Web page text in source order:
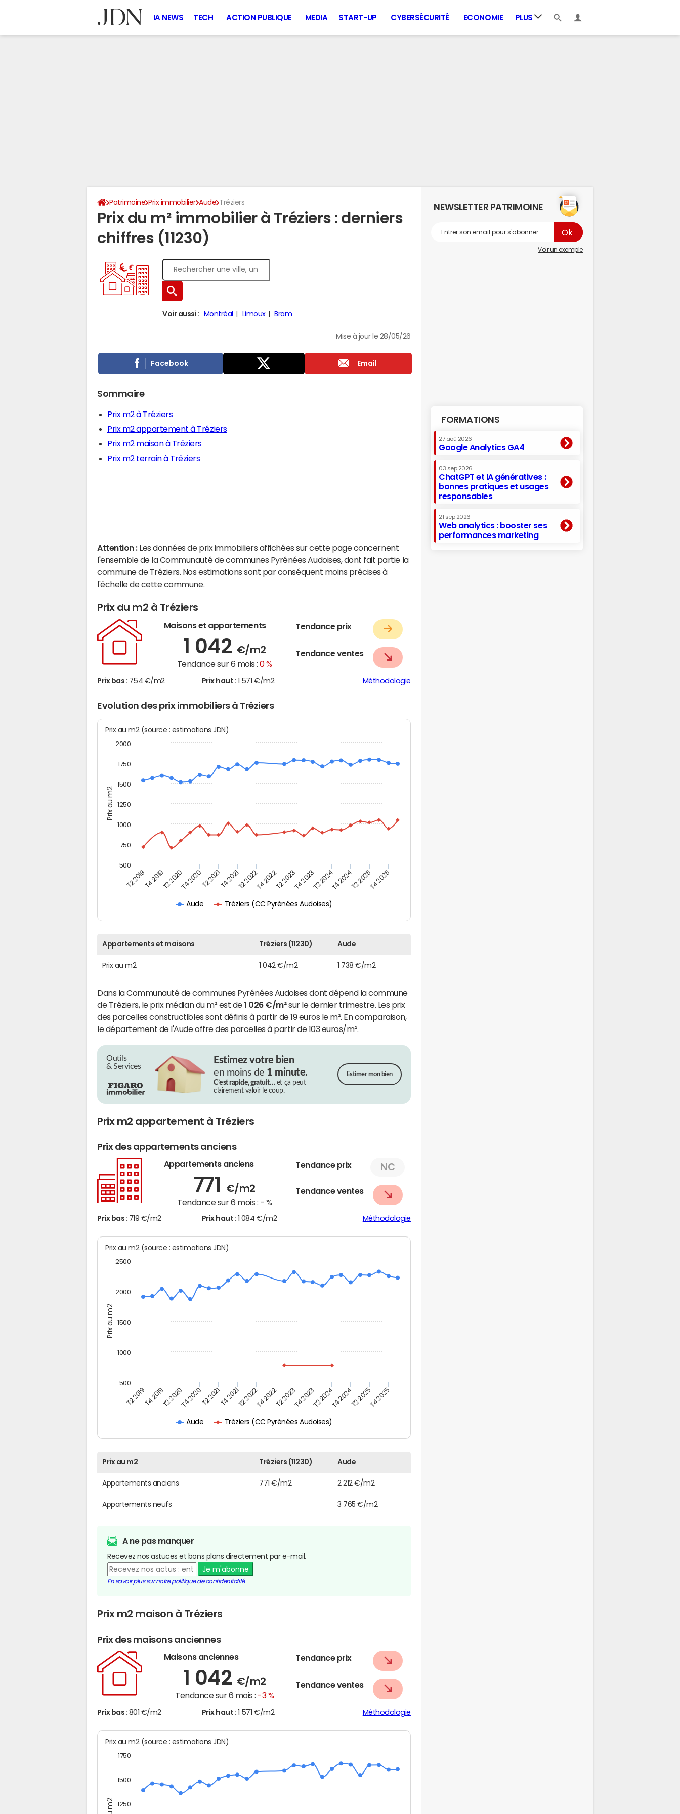
IA NEWS TECH ACTION PUBLIQUE MEDIA START-UP CYBERSÉCURITÉ ECONOMIE PLUS
Patrimoine Prix immobilier Aude Tréziers
Prix du m² immobilier à Tréziers : derniers
chiffres (11230)
Voir aussi : Montréal Limoux Bram
Mise à jour le 28/05/26
Facebook Email
Sommaire
Prix m2 à Tréziers
Prix m2 appartement à Tréziers
Prix m2 maison à Tréziers
Prix m2 terrain à Tréziers
Attention : Les données de prix immobiliers affichées sur cette page concernent
l'ensemble de la Communauté de communes Pyrénées Audoises, dont fait partie la
commune de Tréziers. Nos estimations sont par conséquent moins précises à
l'échelle de cette commune.
Prix du m2 à Tréziers
Maisons et appartements
1 042 €/m2
Tendance sur 6 mois :0 %
Tendance prix
Tendance ventes
Prix bas : 754 €/m2 Prix haut : 1 571 €/m2 Méthodologie
Evolution des prix immobiliers à Tréziers
Prix au m2
Prix au m2 (source : estimations JDN)
Aude Tréziers (CC Pyrénées Audoises)
T2 2019T4 2019T2 2020T4 2020T2 2021T4 2021T2 2022T4 2022T2 2023T4 2023T2 2024T4 2024T2 2025T4 2025
500
750
1000
1250
1500
1750
2000
Appartements et maisons Tréziers (11230) Aude
Prix au m2 1 042 €/m2 1 738 €/m2
Dans la Communauté de communes Pyrénées Audoises dont dépend la commune
de Tréziers, le prix médian du m² est de1 026 €/m²sur le dernier trimestre. Les prix
des parcelles constructibles sont définis à partir de 19 euros le m². En comparaison,
le département de l'Aude offre des parcelles à partir de 103 euros/m².
Outils
& Services
Estimez votre bien
en moins de 1 minute.
C’est rapide, gratuit…et ça peut
clairement valoir le coup.
Estimer mon bien
Prix m2 appartement à Tréziers
Prix des appartements anciens
Appartements anciens
771 €/m2
Tendance sur 6 mois : - %
Tendance prix NC
Tendance ventes
Prix bas : 719 €/m2 Prix haut : 1 084 €/m2 Méthodologie
Prix au m2
Prix au m2 (source : estimations JDN)
Aude Tréziers (CC Pyrénées Audoises)
T2 2019T4 2019T2 2020T4 2020T2 2021T4 2021T2 2022T4 2022T2 2023T4 2023T2 2024T4 2024T2 2025T4 2025
500
1000
1500
2000
2500
Prix au m2 Tréziers (11230) Aude
Appartements anciens 771 €/m2 2 212 €/m2
Appartements neufs 3 765 €/m2
A ne pas manquer
Recevez nos astuces et bons plans directement par e-mail.
Je m'abonne
En savoir plus sur notre politique de confidentialité
Prix m2 maison à Tréziers
Prix des maisons anciennes
Maisons anciennes
1 042 €/m2
Tendance sur 6 mois : -3 %
Tendance prix
Tendance ventes
Prix bas : 801 €/m2 Prix haut : 1 571 €/m2 Méthodologie
Prix au m2 (source : estimations JDN)
1250
1500
1750
NEWSLETTER PATRIMOINE
Voir un exemple
FORMATIONS
27 aoû 2026
Google Analytics GA4
03 sep 2026
ChatGPT et IA génératives :
bonnes pratiques et usages
responsables
21 sep 2026
Web analytics : booster ses
performances marketing